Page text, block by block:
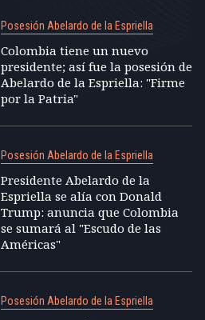
Posesión Abelardo de la Espriella
Colombia tiene un nuevo
presidente; así fue la posesión de
Abelardo de la Espriella: "Firme
por la Patria"
Posesión Abelardo de la Espriella
Presidente Abelardo de la
Espriella se alía con Donald
Trump: anuncia que Colombia
se sumará al "Escudo de las
Américas"
Posesión Abelardo de la Espriella